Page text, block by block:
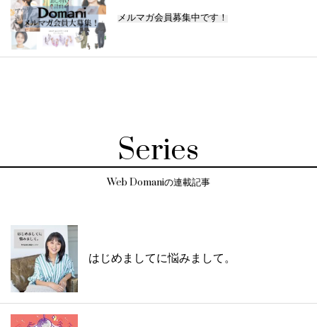
メルマガ会員募集中です！
Series
Web Domaniの連載記事
はじめましてに悩みまして。